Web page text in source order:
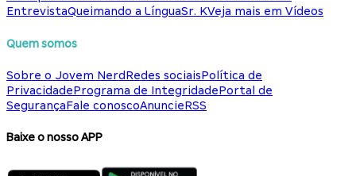
EntrevistaQueimando a LínguaSr. KVeja mais em Vídeos
Quem somos
Sobre o Jovem NerdRedes sociaisPolítica de
PrivacidadePrograma de IntegridadePortal de
SegurançaFale conoscoAnuncieRSS
Baixe o nosso APP